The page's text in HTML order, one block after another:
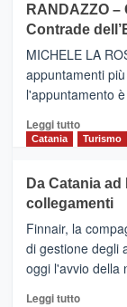
IL
NUOVO
SUMMER
CLUB
(Ct)
–
Benanti
presenta
“Vino
&
Cultura
tappe
RANDAZZO
Contrade
MICHELE LA
appuntamenti
l'appuntamento
Leggi tuttoLeggi
di
–
Ci
siamo
quasi….
pronti
per
Catania Turismo
Da Catania
collegamenti
Finnair, la
di gestione degli
oggi l'avvio della
Leggi tuttoLeggi